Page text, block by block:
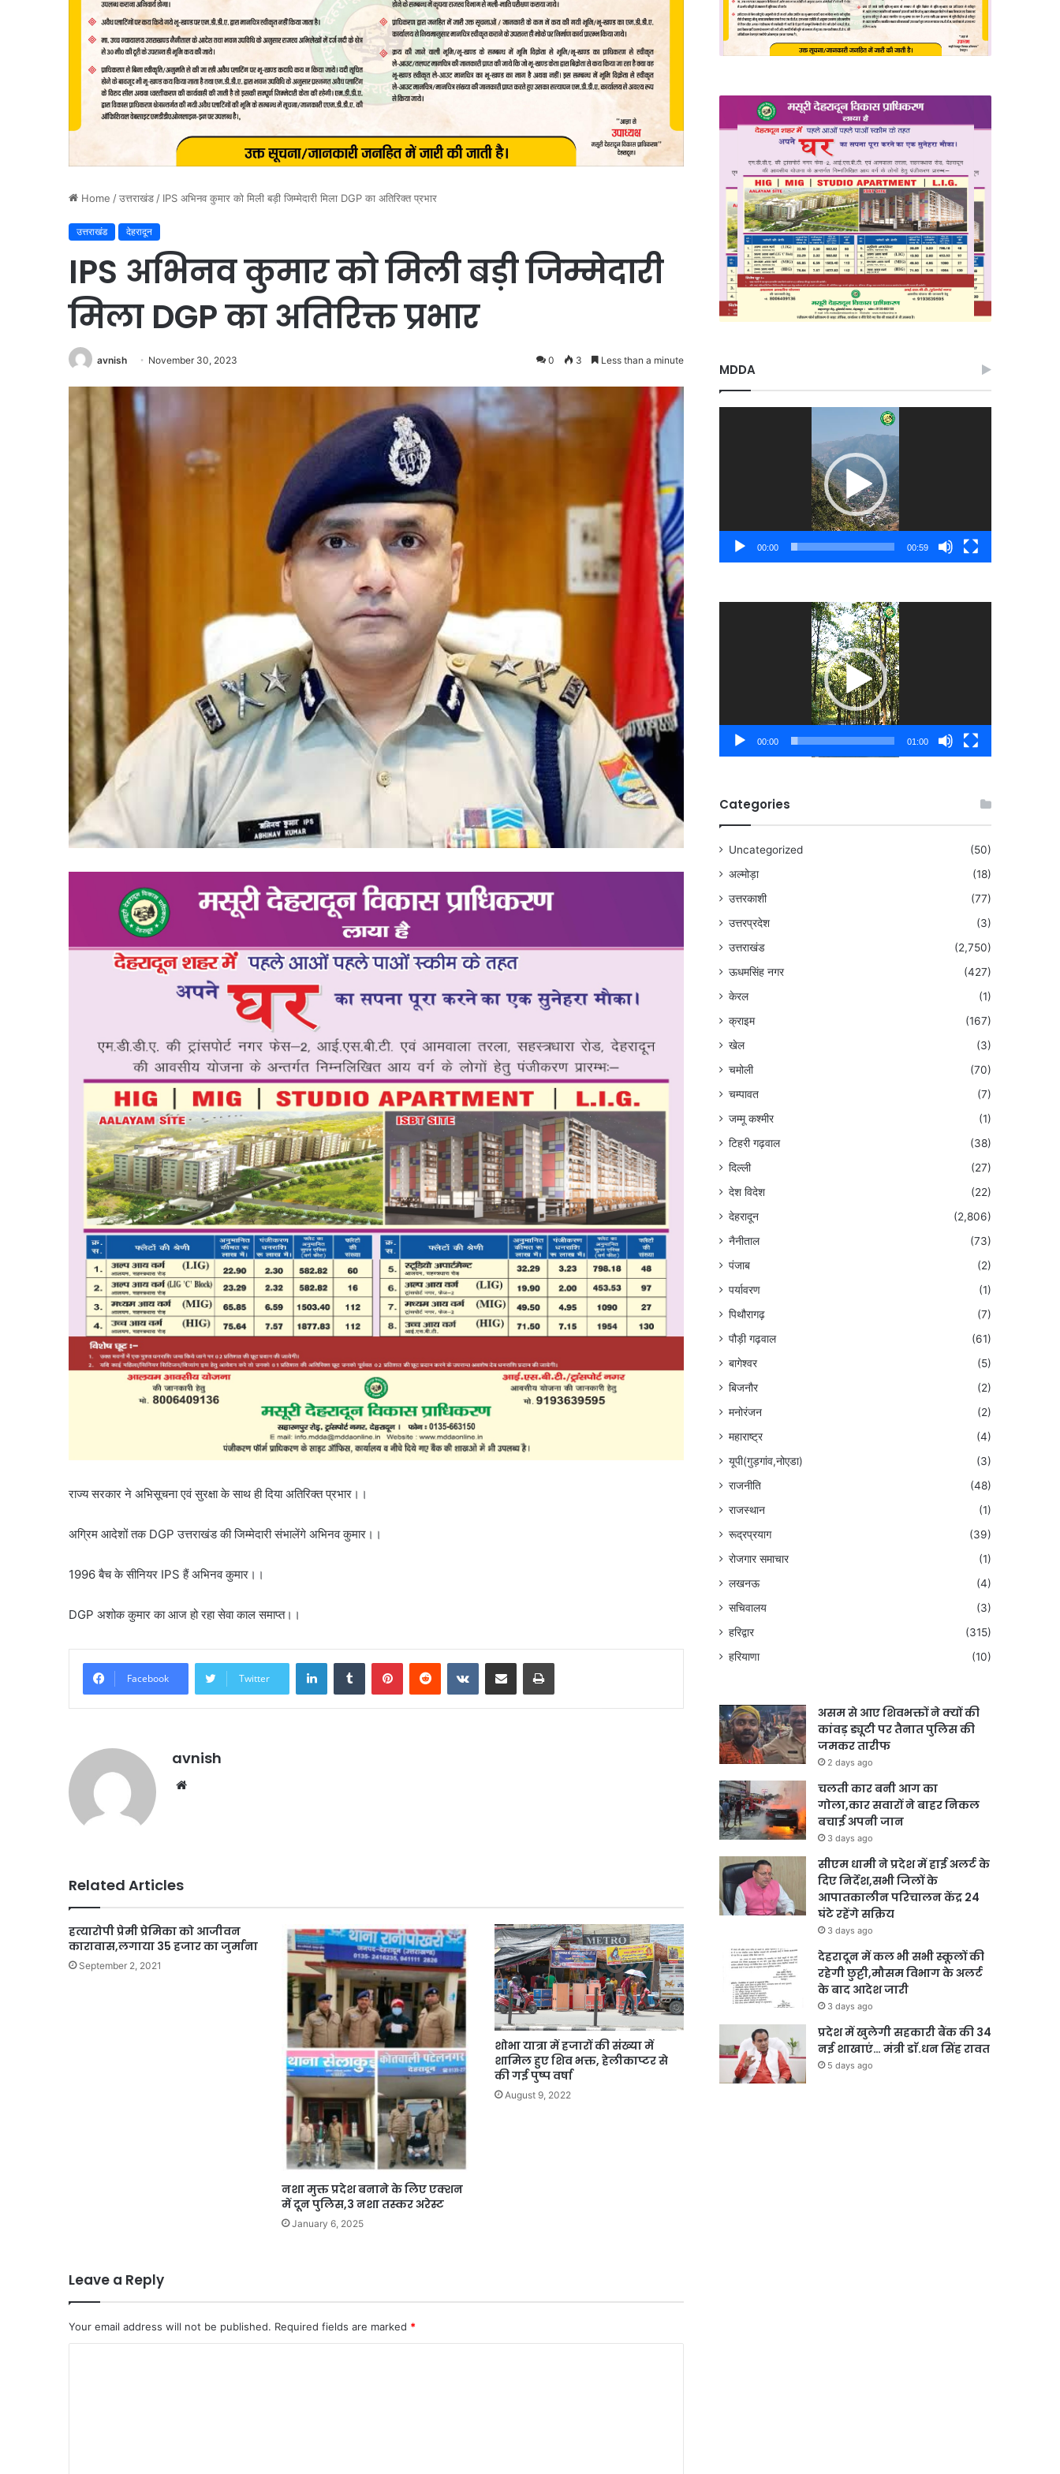
Home /उत्तराखंड / IPS अभिनव कुमार को मिली बड़ी जिम्मेदारी मिला DGP का अतिरिक्त प्रभार
उत्तराखंड देहरादून
IPS अभिनव कुमार को मिली बड़ी जिम्मेदारी
मिला DGP का अतिरिक्त प्रभार
avnish November 30, 2023 0 3 Less than a minute
राज्य सरकार ने अभिसूचना एवं सुरक्षा के साथ ही दिया अतिरिक्त प्रभार।।
अग्रिम आदेशों तक DGP उत्तराखंड की जिम्मेदारी संभालेंगे अभिनव कुमार।।
1996 बैच के सीनियर IPS हैं अभिनव कुमार।।
DGP अशोक कुमार का आज हो रहा सेवा काल समाप्त।।
Facebook Twitter
LinkedInTumblr PinterestReddit VKontakteShare via Email Print
avnish
Related Articles
हत्यारोपी प्रेमी प्रेमिका को आजीवन
कारावास,लगाया 35 हजार का जुर्माना
September 2, 2021
नशा मुक्त प्रदेश बनाने के लिए एक्शन
में दून पुलिस,3 नशा तस्कर अरेस्ट
January 6, 2025
शोभा यात्रा में हजारों की संख्या में
शामिल हुए शिव भक्त, हेलीकाप्टर से
की गई पुष्प वर्षा
August 9, 2022
Leave a Reply
Your email address will not be published. Required fields are marked *
MDDA
00:00 00:59
00:00 01:00
Categories
Uncategorized
(50)
अल्मोड़ा
(18)
उत्तरकाशी
(77)
उत्तरप्रदेश
(3)
उत्तराखंड
(2,750)
ऊधमसिंह नगर
(427)
केरल
(1)
क्राइम
(167)
खेल
(3)
चमोली
(70)
चम्पावत
(7)
जम्मू कश्मीर
(1)
टिहरी गढ़वाल
(38)
दिल्ली
(27)
देश विदेश
(22)
देहरादून
(2,806)
नैनीताल
(73)
पंजाब
(2)
पर्यावरण
(1)
पिथौरागढ़
(7)
पौड़ी गढ़वाल
(61)
बागेश्वर
(5)
बिजनौर
(2)
मनोरंजन
(2)
महाराष्ट्र
(4)
यूपी(गुड़गांव,नोएडा)
(3)
राजनीति
(48)
राजस्थान
(1)
रूद्रप्रयाग
(39)
रोजगार समाचार
(1)
लखनऊ
(4)
सचिवालय
(3)
हरिद्वार
(315)
हरियाणा
(10)
असम से आए शिवभक्तों ने क्यों की
कांवड़ ड्यूटी पर तैनात पुलिस की
जमकर तारीफ
2 days ago
चलती कार बनी आग का
गोला,कार सवारों ने बाहर निकल
बचाई अपनी जान
3 days ago
सीएम धामी ने प्रदेश में हाई अलर्ट के
दिए निर्देश,सभी जिलों के
आपातकालीन परिचालन केंद्र 24
घंटे रहेंगे सक्रिय
3 days ago
देहरादून में कल भी सभी स्कूलों की
रहेगी छुट्टी,मौसम विभाग के अलर्ट
के बाद आदेश जारी
3 days ago
प्रदेश में खुलेगी सहकारी बैंक की 34
नई शाखाएं… मंत्री डाॅ.धन सिंह रावत
5 days ago